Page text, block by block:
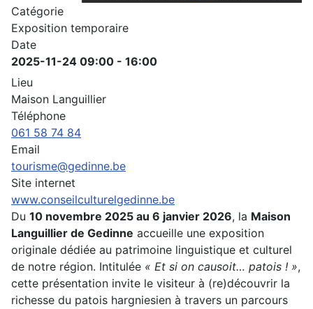
Catégorie
Exposition temporaire
Date
2025-11-24 09:00 - 16:00
Lieu
Maison Languillier
Téléphone
061 58 74 84
Email
tourisme@gedinne.be
Site internet
www.conseilculturelgedinne.be
Du 10 novembre 2025 au 6 janvier 2026, la Maison
Languillier de Gedinne accueille une exposition
originale dédiée au patrimoine linguistique et culturel
de notre région. Intitulée « Et si on causoit… patois ! »,
cette présentation invite le visiteur à (re)découvrir la
richesse du patois hargniesien à travers un parcours